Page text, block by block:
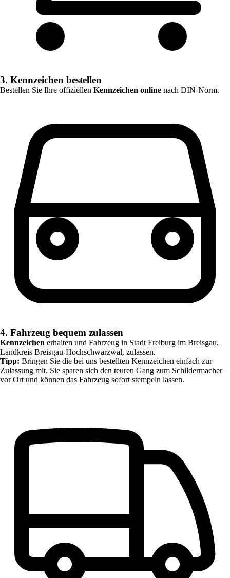
3. Kennzeichen bestellen
Bestellen Sie Ihre offiziellen Kennzeichen online nach DIN-Norm.
4. Fahrzeug bequem zulassen
Kennzeichen erhalten und Fahrzeug in Stadt Freiburg im Breisgau,
Landkreis Breisgau-Hochschwarzwal, zulassen.
Tipp: Bringen Sie die bei uns bestellten Kennzeichen einfach zur
Zulassung mit. Sie sparen sich den teuren Gang zum Schildermacher
vor Ort und können das Fahrzeug sofort stempeln lassen.